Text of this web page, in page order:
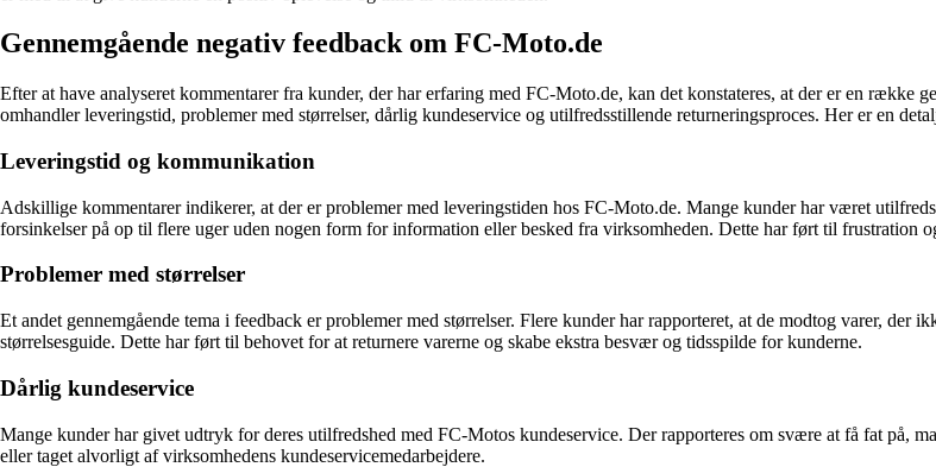
Gennemgående negativ feedback om FC-Moto.de
Efter at have analyseret kommentarer fra kunder, der har erfaring med FC-Moto.de, kan det konstateres, at der er en række
omhandler leveringstid, problemer med størrelser, dårlig kundeservice og utilfredsstillende returneringsproces. Her er en
Leveringstid og kommunikation
Adskillige kommentarer indikerer, at der er problemer med leveringstiden hos FC-Moto.de. Mange kunder har været
forsinkelser på op til flere uger uden nogen form for information eller besked fra virksomheden. Dette har ført til frustration
Problemer med størrelser
Et andet gennemgående tema i feedback er problemer med størrelser. Flere kunder har rapporteret, at de modtog varer, der
størrelsesguide. Dette har ført til behovet for at returnere varerne og skabe ekstra besvær og tidsspilde for kunderne.
Dårlig kundeservice
Mange kunder har givet udtryk for deres utilfredshed med FC-Motos kundeservice. Der rapporteres om svære at få fat på,
eller taget alvorligt af virksomhedens kundeservicemedarbejdere.